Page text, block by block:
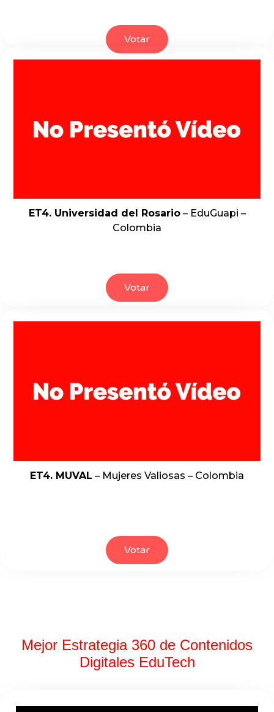
Votar
ET4. Universidad del Rosario– EduGuapi –
Colombia
Votar
ET4. MUVAL – Mujeres Valiosas – Colombia
Votar
Mejor Estrategia 360 de Contenidos
Digitales EduTech